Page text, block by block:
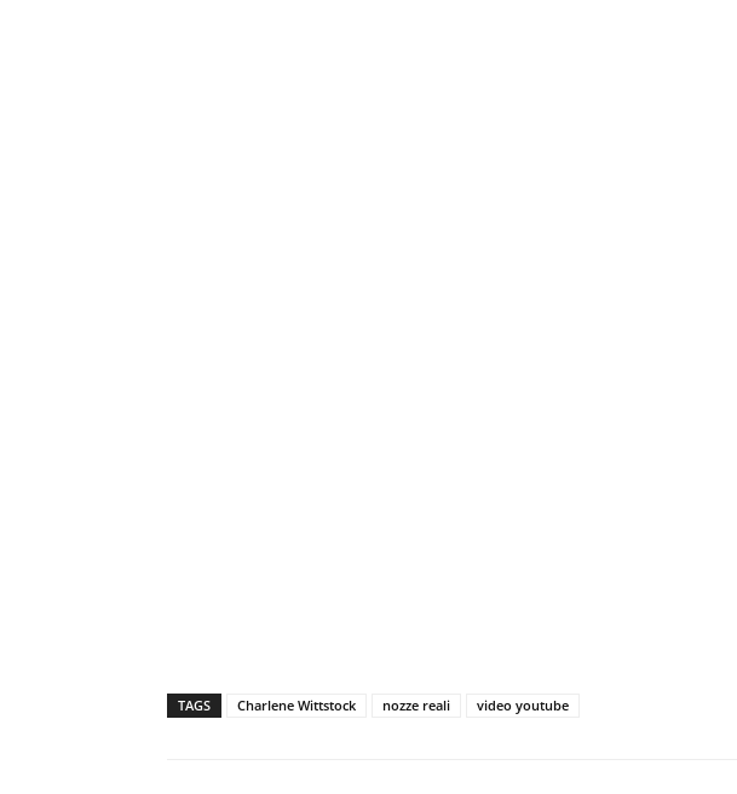
TAGS Charlene Wittstock nozze reali video youtube